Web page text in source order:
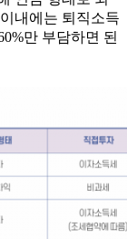
내에는 퇴직소득
만 부담하면 된